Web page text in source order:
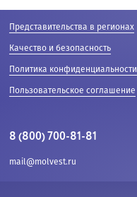
Представительства в регионах
Качество и безопасность
Политика конфиденциальности
Пользовательское соглашение
8 (800) 700-81-81
mail@molvest.ru